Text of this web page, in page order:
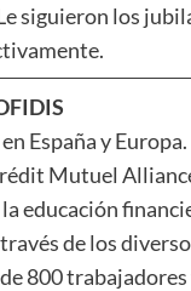
siguieron los
España y
Mutuel
educación
de los
800